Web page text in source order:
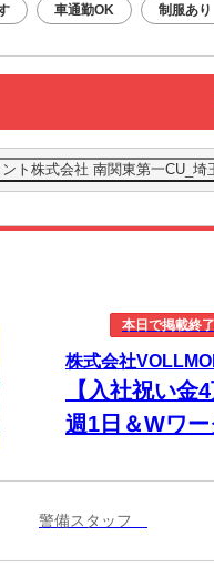
車通勤OK 制服あり
ト株式会社 南関東第一CU_
本日で掲載終了
株式会社
【入社祝い金
週1日＆Wワ
警備スタッフ